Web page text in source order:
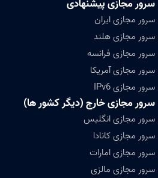
سرور مجازی پیشنهادی
سرور مجازی ایران
سرور مجازی هلند
سرور مجازی فرانسه
سرور مجازی آمریکا
سرور مجازی IPv6
سرور مجازی خارج (دیگر کشور ها)
سرور مجازی انگلیس
سرور مجازی کانادا
سرور مجازی امارات
سرور مجازی مالزی